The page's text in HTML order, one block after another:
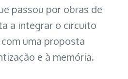
passou por obras de
a integrar o circuito
uma proposta
e à memória.